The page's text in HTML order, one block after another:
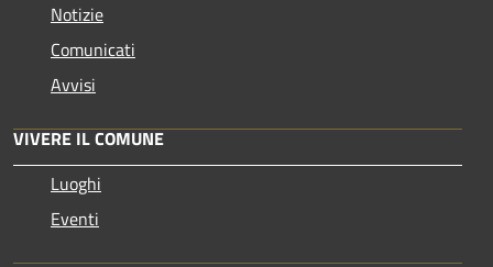
Notizie
Comunicati
Avvisi
VIVERE IL COMUNE
Luoghi
Eventi